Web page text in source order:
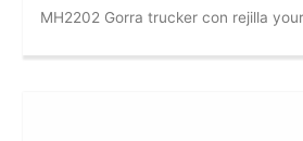
MH2202 Gorra trucker con rejilla